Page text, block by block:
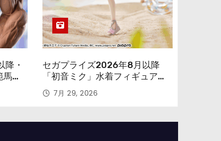
・
勇
セガプライズ2026年8月以降
「初音ミク」水着フィギュアが
色味を変えて再登場！
7月 29, 2026